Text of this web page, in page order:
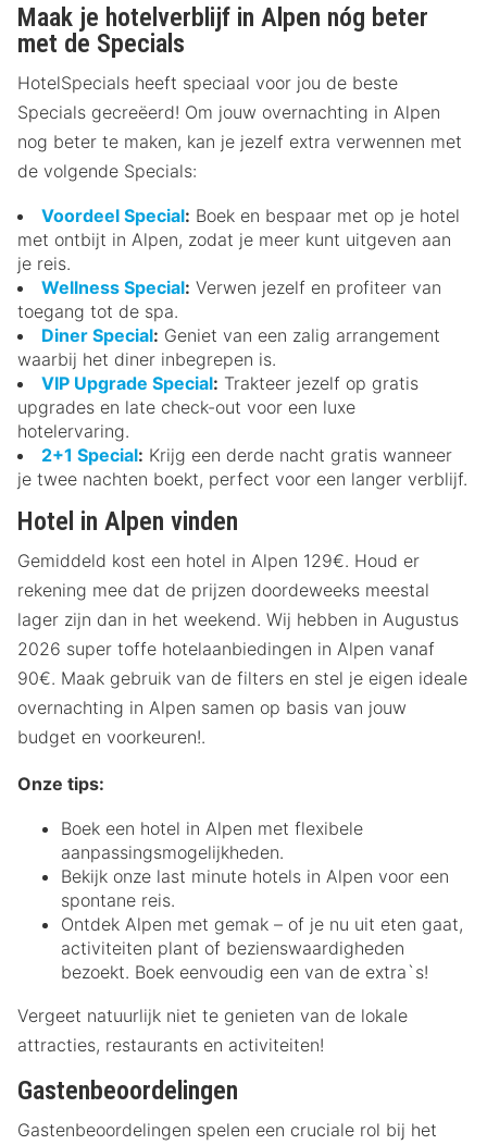
Maak je hotelverblijf in Alpen nóg beter
met de Specials
HotelSpecials heeft speciaal voor jou de beste
Specials gecreëerd! Om jouw overnachting in Alpen
nog beter te maken, kan je jezelf extra verwennen met
de volgende Specials:
Voordeel Special: Boek en bespaar met op je hotel
met ontbijt in Alpen, zodat je meer kunt uitgeven aan
je reis.
Wellness Special: Verwen jezelf en profiteer van
toegang tot de spa.
Diner Special: Geniet van een zalig arrangement
waarbij het diner inbegrepen is.
VIP Upgrade Special: Trakteer jezelf op gratis
upgrades en late check-out voor een luxe
hotelervaring.
2+1 Special: Krijg een derde nacht gratis wanneer
je twee nachten boekt, perfect voor een langer verblijf.
Hotel in Alpen vinden
Gemiddeld kost een hotel in Alpen 129€. Houd er
rekening mee dat de prijzen doordeweeks meestal
lager zijn dan in het weekend. Wij hebben in Augustus
2026 super toffe hotelaanbiedingen in Alpen vanaf
90€. Maak gebruik van de filters en stel je eigen ideale
overnachting in Alpen samen op basis van jouw
budget en voorkeuren!.
Onze tips:
Boek een hotel in Alpen met flexibele
aanpassingsmogelijkheden.
Bekijk onze last minute hotels in Alpen voor een
spontane reis.
Ontdek Alpen met gemak – of je nu uit eten gaat,
activiteiten plant of bezienswaardigheden
bezoekt. Boek eenvoudig een van de extra`s!
Vergeet natuurlijk niet te genieten van de lokale
attracties, restaurants en activiteiten!
Gastenbeoordelingen
Gastenbeoordelingen spelen een cruciale rol bij het